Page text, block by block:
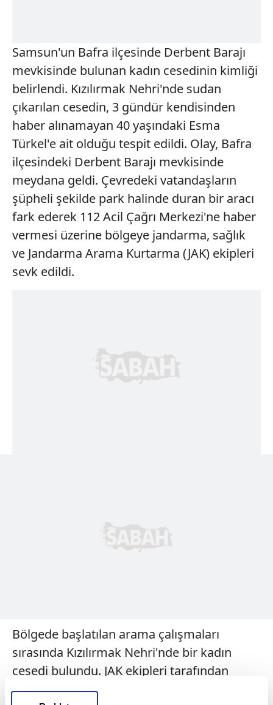
Samsun'un Bafra ilçesinde Derbent Barajı
mevkisinde bulunan kadın cesedinin kimliği
belirlendi. Kızılırmak Nehri'nde sudan
çıkarılan cesedin, 3 gündür kendisinden
haber alınamayan 40 yaşındaki Esma
Türkel'e ait olduğu tespit edildi. Olay, Bafra
ilçesindeki Derbent Barajı mevkisinde
meydana geldi. Çevredeki vatandaşların
şüpheli şekilde park halinde duran bir aracı
fark ederek 112 Acil Çağrı Merkezi'ne haber
vermesi üzerine bölgeye jandarma, sağlık
ve Jandarma Arama Kurtarma (JAK) ekipleri
sevk edildi.
Bölgede başlatılan arama çalışmaları
sırasında Kızılırmak Nehri'nde bir kadın
cesedi bulundu. JAK ekipleri tarafından
sudan çıkarılan cesedin, 3 gündür kayıp